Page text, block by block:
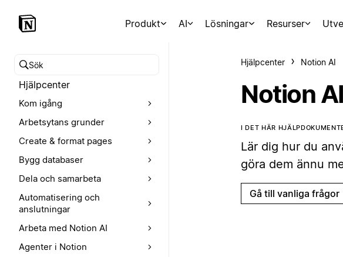
Produkt AI Lösningar Resurser
Sök i hjälpcentret
Hjälpcenter
Kom igång
Arbetsytans grunder
Create & format pages
Bygg databaser
Dela och samarbeta
Automatisering och
anslutningar
Arbeta med Notion AI
Agenter i Notion
Hjälpcenter Notion AI
Notion
I DET HÄR
Lär dig hur du
göra dem ännu
Gå till vanliga frågor